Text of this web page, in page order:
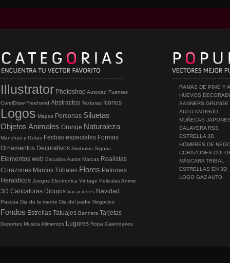
RAMAS DE PINO Y
HUEVOS
BANNERS GRUNGE
AUTO ANTIGUO
MUÑECAS
CALAVERA RSS
ESTRELLA 3D
HOMBRES DE
CORAZONES
MÁSCARA TRIBAL
ESTRELLAS EN 3D
LOGO GAZ AUTO
Illustrator Photoshop Autocad Fuentes
CorelDraw Freehand Abstractos Texturas Iconos
Logos Mapas Personas Siluetas
Objetos Animales Grunge Naturaleza
Manchas y Gotas Fechas especiales Formas
Ornamentos Decorativos Simbolos Signos
Elementos web EscudosAutos Marcas Realistas
Corazones Marcos Tribales Flores Patrones
Heraldicos Juegos Electronica Vintage PeliculasAnime
3D Caricaturas Dibujos Vacaciones Navidad
Pascua Dia de la madre Dia del padre Negocios
Fondos Estrellas Tatuajes Banners Tarjetas
Deportes Musica Alimentos Lugares Ropa Calendarios